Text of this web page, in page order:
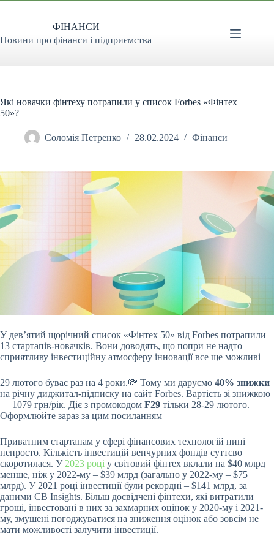
Перейти
ФІНАНСИ
Новини про фінанси і підприємства
Які новачки фінтеху потрапили у список Forbes «Фінтех
50»?
Соломія Петренко 28.02.2024 Фінанси
У девʼятий щорічний список «Фінтех 50» від Forbes потрапили
13 стартапів-новачків. Вони доводять, що попри не надто
сприятливу інвестиційну атмосферу інновації все ще можливі
29 лютого буває раз на 4 роки.💸 Тому ми даруємо 40% знижки
на річну диджитал-підписку на сайт Forbes. Вартість зі знижкою
— 1079 грн/рік. Діє з промокодом F29 тільки 28-29 лютого.
Оформлюйте зараз за цим посиланням
Приватним стартапам у сфері фінансових технологій нині
непросто. Кількість інвестицій венчурних фондів суттєво
скоротилася. У 2023 році у світовий фінтех вклали на $40 млрд
менше, ніж у 2022-му – $39 млрд (загально у 2022-му – $75
млрд). У 2021 році інвестиції були рекордні – $141 млрд, за
даними CB Insights. Більш досвідчені фінтехи, які витратили
гроші, інвестовані в них за захмарних оцінок у 2020-му і 2021-
му, змушені погоджуватися на зниження оцінок або зовсім не
мати можливості залучити інвестиції.